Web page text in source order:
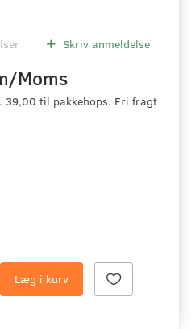
Skriv anmeldelse
Moms
39,00 til pakkehops. Fri fragt
Læg i kurv